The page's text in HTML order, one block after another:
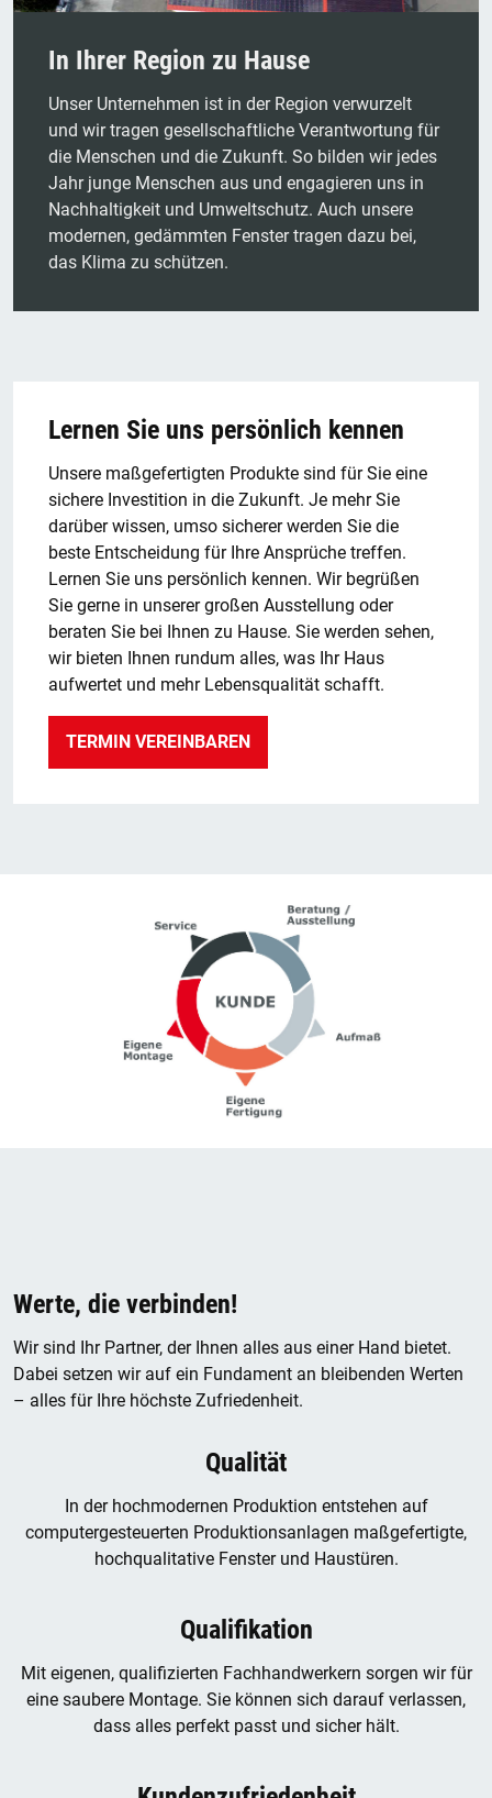
In Ihrer Region zu Hause
Unser Unternehmen ist in der Region verwurzelt
und wir tragen gesellschaftliche Verantwortung für
die Menschen und die Zukunft. So bilden wir jedes
Jahr junge Menschen aus und engagieren uns in
Nachhaltigkeit und Umweltschutz. Auch unsere
modernen, gedämmten Fenster tragen dazu bei,
das Klima zu schützen.
Lernen Sie uns persönlich kennen
Unsere maßgefertigten Produkte sind für Sie eine
sichere Investition in die Zukunft. Je mehr Sie
darüber wissen, umso sicherer werden Sie die
beste Entscheidung für Ihre Ansprüche treffen.
Lernen Sie uns persönlich kennen. Wir begrüßen
Sie gerne in unserer großen Ausstellung oder
beraten Sie bei Ihnen zu Hause. Sie werden sehen,
wir bieten Ihnen rundum alles, was Ihr Haus
aufwertet und mehr Lebensqualität schafft.
TERMIN VEREINBAREN
Werte, die verbinden!
Wir sind Ihr Partner, der Ihnen alles aus einer Hand bietet.
Dabei setzen wir auf ein Fundament an bleibenden Werten
– alles für Ihre höchste Zufriedenheit.
Qualität
In der hochmodernen Produktion entstehen auf
computergesteuerten Produktionsanlagen maßgefertigte,
hochqualitative Fenster und Haustüren.
Qualifikation
Mit eigenen, qualifizierten Fachhandwerkern sorgen wir für
eine saubere Montage. Sie können sich darauf verlassen,
dass alles perfekt passt und sicher hält.